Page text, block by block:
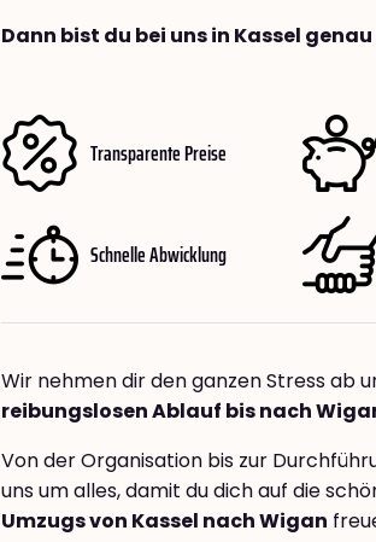
Dann bist du bei uns in Kassel
Transparente Preise
Schnelle Abwicklung
Wir nehmen dir den ganzen Stress ab
reibungslosen Ablauf bis nach
Von der Organisation bis zur
uns um alles, damit du dich auf die
Umzugs von Kassel nach Wigan